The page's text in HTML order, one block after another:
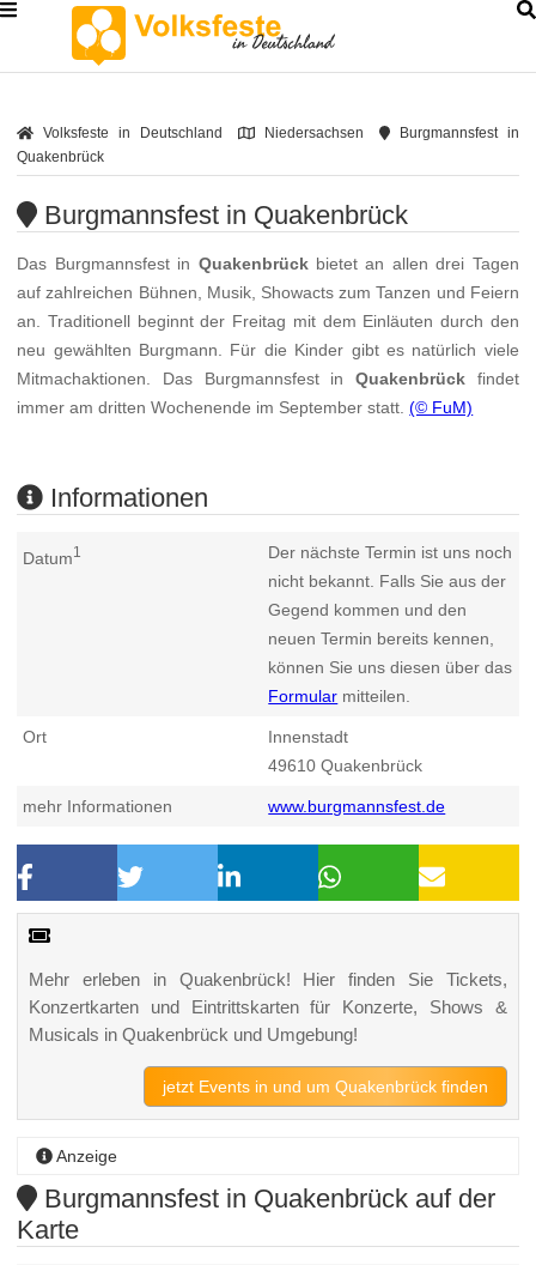
Volksfeste in Deutschland Niedersachsen
Burgmannsfest in
Quakenbrück
Burgmannsfest in Quakenbrück
Das Burgmannsfest in Quakenbrückbietet an allen drei Tagen
auf zahlreichen Bühnen, Musik, Showacts zum Tanzen und Feiern
an. Traditionell beginnt der Freitag mit dem Einläuten durch den
neu gewählten Burgmann. Für die Kinder gibt es natürlich viele
Mitmachaktionen. Das Burgmannsfest inQuakenbrück findet
immer am dritten Wochenende im September statt.(© FuM)
Informationen
Datum1
Der nächste Termin ist uns noch
nicht bekannt. Falls Sie aus der
Gegend kommen und den
neuen Termin bereits kennen,
können Sie uns diesen über das
Formular mitteilen.
Ort
Innenstadt
49610 Quakenbrück
mehr Informationen www.burgmannsfest.de
Mehr erleben in Quakenbrück! Hier finden Sie Tickets,
Konzertkarten und Eintrittskarten für Konzerte, Shows &
Musicals in Quakenbrück und Umgebung!
jetzt Events in und um Quakenbrück finden
Anzeige
Burgmannsfest in Quakenbrück auf der
Karte